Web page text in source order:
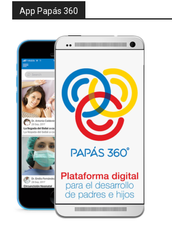
App Papás 360